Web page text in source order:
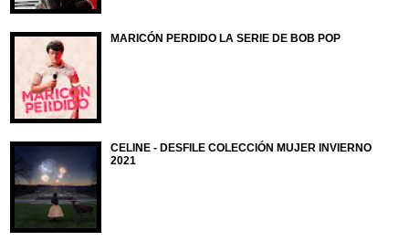
MARICÓN PERDIDO LA SERIE DE BOB POP
CELINE - DESFILE COLECCIÓN MUJER INVIERNO
2021